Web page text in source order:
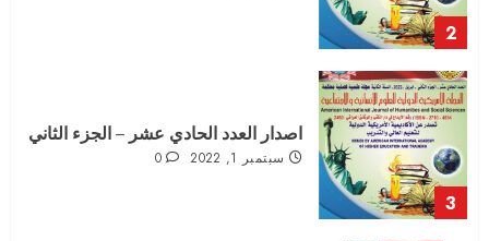
2
3
اصدار العدد الحادي عشر – الجزء الثاني
سبتمبر 1, 2022 0